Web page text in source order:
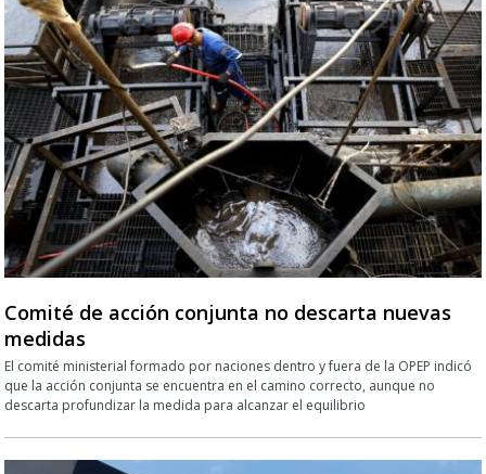
Comité de acción conjunta no descarta nuevas
medidas
El comité ministerial formado por naciones dentro y fuera de la OPEP indicó
que la acción conjunta se encuentra en el camino correcto, aunque no
descarta profundizar la medida para alcanzar el equilibrio